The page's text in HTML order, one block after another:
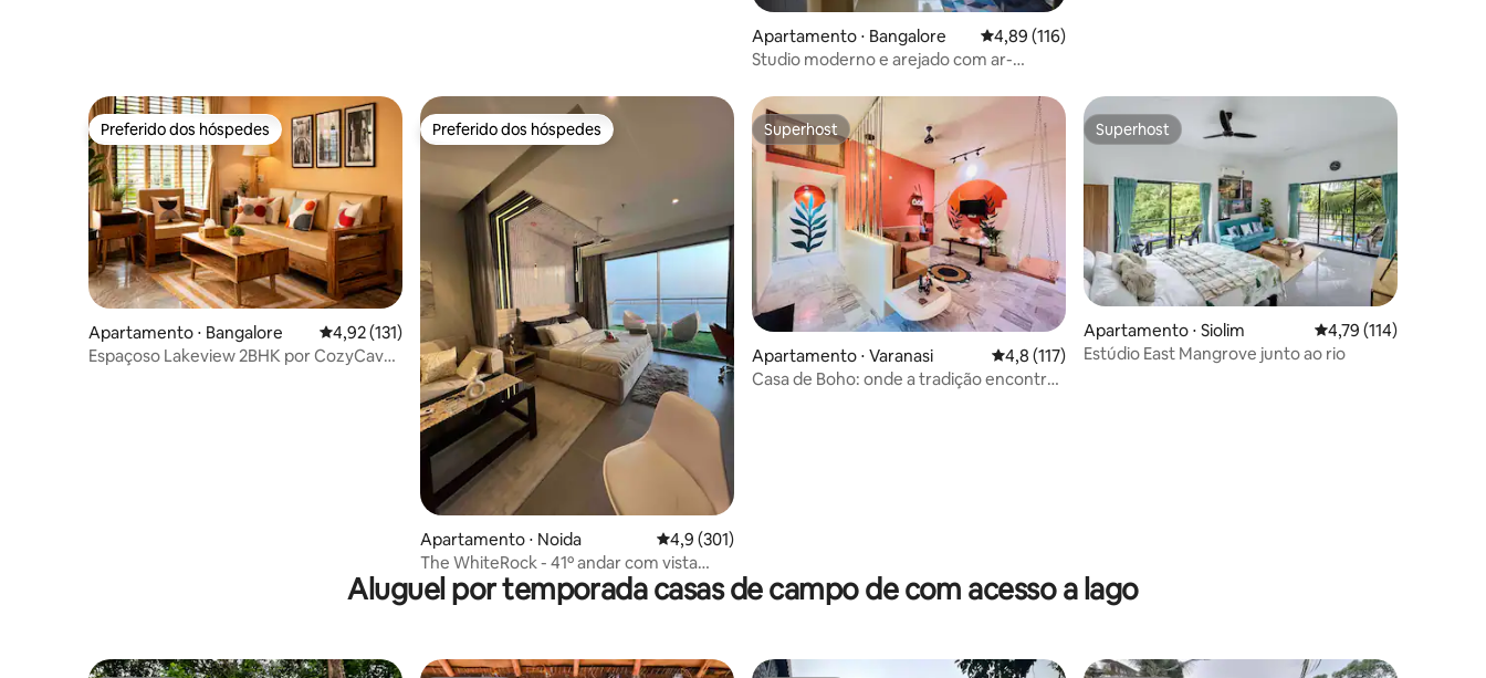
Apartamento ⋅ Bangalore 4,89 de uma avaliação média de 5, 116 avaliações
4,89 (116)
Studio moderno e arejado com ar-
Urban Iris
Preferido dos hóspedes
Preferido dos hóspedes
Apartamento ⋅ Bangalore 4,92 de uma avaliação média de 5, 131 avaliações
4,92 (131)
Espaçoso Lakeview 2BHK por CozyCave |
Preferido dos hóspedes
Preferido dos hóspedes
Apartamento ⋅ Noida 4,9 de uma avaliação média de 5, 301 avaliações
4,9 (301)
The WhiteRock - 41º andar com vista
para o rio
Superhost
Superhost
Apartamento ⋅ Varanasi 4,8 de uma avaliação média de 5, 117 avaliações
4,8 (117)
Casa de Boho: onde a tradição encontra
Superhost
Superhost
Apartamento ⋅ Siolim 4,79 de uma avaliação
4,79 (114)
Estúdio East Mangrove junto ao rio
Aluguel por temporada casas de campo de com acesso a lago